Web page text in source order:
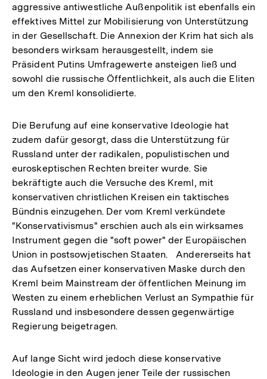
aggressive antiwestliche Außenpolitik ist ebenfalls ein
effektives Mittel zur Mobilisierung von Unterstützung
in der Gesellschaft. Die Annexion der Krim hat sich als
besonders wirksam herausgestellt, indem sie
Präsident Putins Umfragewerte ansteigen ließ und
sowohl die russische Öffentlichkeit, als auch die Eliten
um den Kreml konsolidierte.
Die Berufung auf eine konservative Ideologie hat
zudem dafür gesorgt, dass die Unterstützung für
Russland unter der radikalen, populistischen und
euroskeptischen Rechten breiter wurde. Sie
bekräftigte auch die Versuche des Kreml, mit
konservativen christlichen Kreisen ein taktisches
Bündnis einzugehen. Der vom Kreml verkündete
"Konservativismus" erschien auch als ein wirksames
Instrument gegen die "soft power" der Europäischen
Union in postsowjetischen Staaten. Andererseits hat
das Aufsetzen einer konservativen Maske durch den
Kreml beim Mainstream der öffentlichen Meinung im
Westen zu einem erheblichen Verlust an Sympathie für
Russland und insbesondere dessen gegenwärtige
Regierung beigetragen.
Auf lange Sicht wird jedoch diese konservative
Ideologie in den Augen jener Teile der russischen